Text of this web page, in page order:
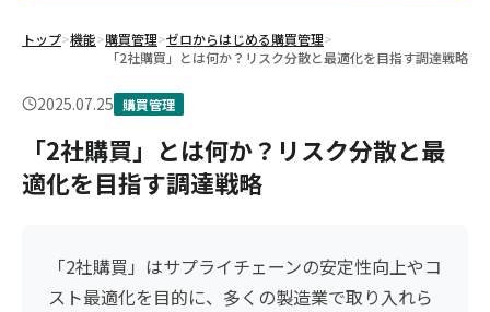
トップ>機能>購買管理>ゼロからはじめる購買管理>
「2社購買」とは何か？リスク分散と最適化を目指す調達戦略
2025.07.25 購買管理
「2社購買」とは何か？リスク分散と最
適化を目指す調達戦略
「2社購買」はサプライチェーンの安定性向上やコ
スト最適化を目的に、多くの製造業で取り入れら